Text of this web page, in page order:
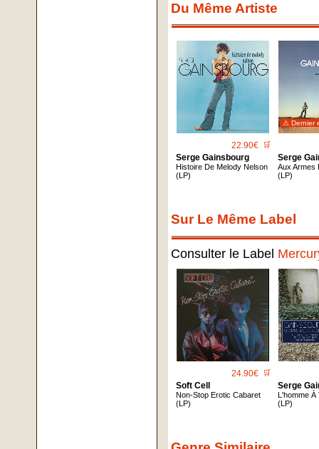
Du Même Artiste
22.90€ 🛒
Serge Gainsbourg
Histoire De Melody Nelson
(LP)
⚠ Dernier
Serge
Aux Armes
(LP)
Sur Le Même Label
Consulter le Label
24.90€ 🛒
Soft Cell
Non-Stop Erotic Cabaret
(LP)
Serge
L'homme
(LP)